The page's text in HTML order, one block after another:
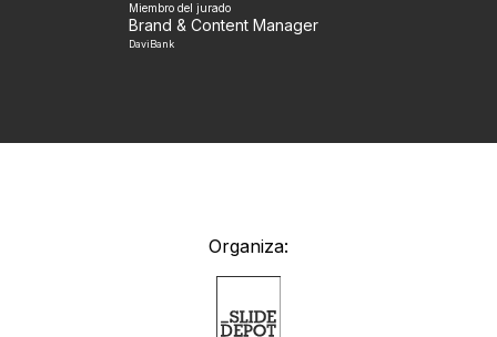
Miembro del jurado
Brand & Content Manager
DaviBank
Organiza: